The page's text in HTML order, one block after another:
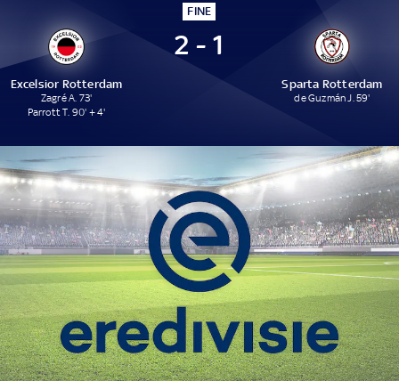
FINE
Excelsior Rotterdam
Zagré A. 73'
Parrott T. 90' + 4'
2 - 1
Sparta Rotterdam
de Guzmán J. 59'
2 - 1